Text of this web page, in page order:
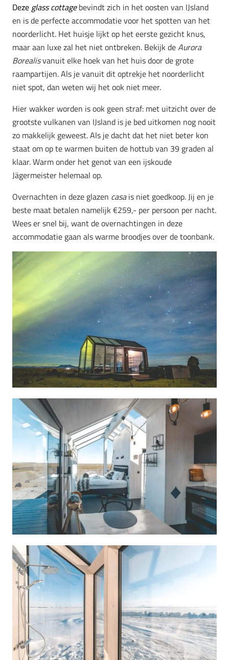
Deze glass cottagebevindt zich in het oosten van IJsland
en is de perfecte accommodatie voor het spotten van het
noorderlicht. Het huisje lijkt op het eerste gezicht knus,
maar aan luxe zal het niet ontbreken. Bekijk deAurora
Borealisvanuit elke hoek van het huis door de grote
raampartijen. Als je vanuit dit optrekje het noorderlicht
niet spot, dan weten wij het ook niet meer.
Hier wakker worden is ook geen straf: met uitzicht over de
grootste vulkanen van IJsland is je bed uitkomen nog nooit
zo makkelijk geweest. Als je dacht dat het niet beter kon
staat om op te warmen buiten de hottub van 39 graden al
klaar. Warm onder het genot van een ijskoude
Jägermeister helemaal op.
Overnachten in deze glazen casais niet goedkoop. Jij en je
beste maat betalen namelijk €259,- per persoon per nacht.
Wees er snel bij, want de overnachtingen in deze
accommodatie gaan als warme broodjes over de toonbank.